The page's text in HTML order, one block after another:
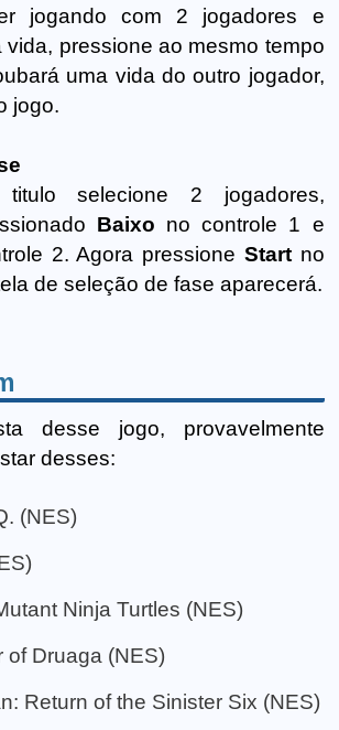
jogando com 2 jogadores e
vida, pressione ao mesmo tempo
uma vida do outro jogador,
jogo.
selecione 2 jogadores,
Baixo no controle 1 e
2. Agora pressione Startno
de seleção de fase aparecerá.
desse jogo, provavelmente
desses:
(NES)
Ninja Turtles (NES)
of Druaga (NES)
Return of the Sinister Six (NES)